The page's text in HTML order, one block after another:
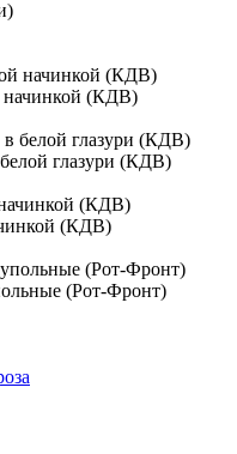
начинкой (КДВ)
глазури (КДВ)
(КДВ)
(Рот-Фронт)